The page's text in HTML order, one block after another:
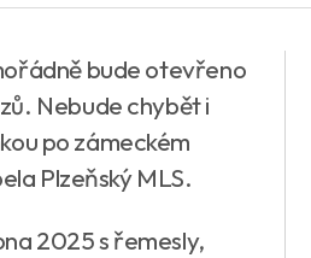
bude otevřeno
Nebude chybět i
po zámeckém
Plzeňský MLS.
2025 s řemesly,